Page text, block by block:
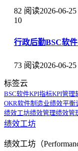
82 阅读2026-06-25
10
行政后勤BSC软
73 阅读2026-06-25
标签云
BSC软件KPI指标KPI管理
OKR软件制造业绩效平衡
绩效工坊绩效管理绩效管
绩效工坊
绩效工坊（